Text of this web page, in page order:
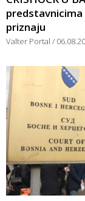
priznaju
Valter Portal